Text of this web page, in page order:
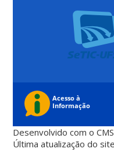
Desenvolvido com o
Última atualização do